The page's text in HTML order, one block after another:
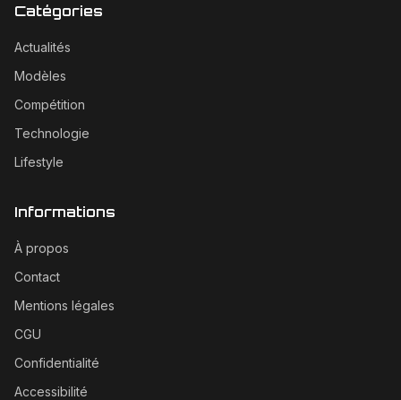
Catégories
Actualités
Modèles
Compétition
Technologie
Lifestyle
Informations
À propos
Contact
Mentions légales
CGU
Confidentialité
Accessibilité